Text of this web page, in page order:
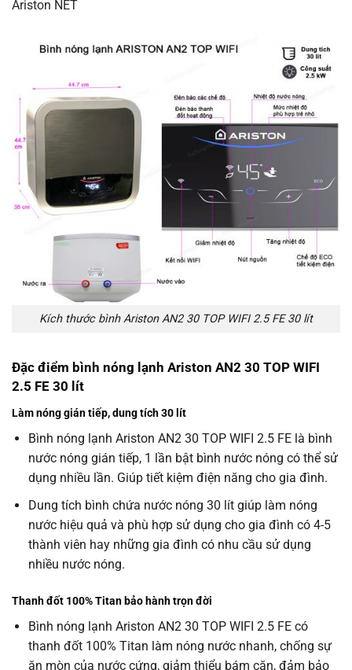
Ariston NET
Kích thước bình Ariston AN2 30 TOP WIFI 2.5 FE 30 lít
Đặc điểm bình nóng lạnh Ariston AN2 30 TOP WIFI
2.5 FE 30 lít
Làm nóng gián tiếp, dung tích 30 lít
Bình nóng lạnh Ariston AN2 30 TOP WIFI 2.5 FE là bình
nước nóng gián tiếp, 1 lần bật bình nước nóng có thể sử
dụng nhiều lần. Giúp tiết kiệm điện năng cho gia đình.
Dung tích bình chứa nước nóng 30 lít giúp làm nóng
nước hiệu quả và phù hợp sử dụng cho gia đình có 4-5
thành viên hay những gia đình có nhu cầu sử dụng
nhiều nước nóng.
Thanh đốt 100% Titan bảo hành trọn đời
Bình nóng lạnh Ariston AN2 30 TOP WIFI 2.5 FE có
thanh đốt 100% Titan làm nóng nước nhanh, chống sự
ăn mòn của nước cứng, giảm thiểu bám cặn, đảm bảo